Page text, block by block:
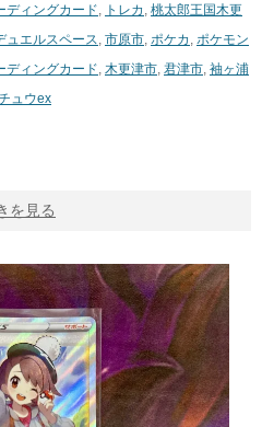
ディングカード, トレカ , 桃太郎王国木更
ュエルスペース, 市原市, ポケカ , ポケモン
ディングカード, 木更津市, 君津市, 袖ヶ浦
ュウex
を見る